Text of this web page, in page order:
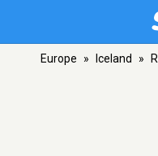
Europe » Iceland »